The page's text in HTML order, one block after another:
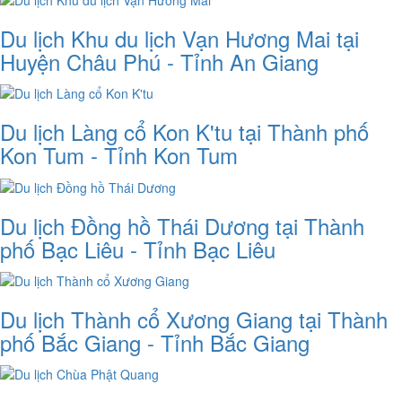
Du lịch Khu du lịch Vạn Hương Mai tại
Huyện Châu Phú - Tỉnh An Giang
Du lịch Làng cổ Kon K'tu tại Thành phố
Kon Tum - Tỉnh Kon Tum
Du lịch Đồng hồ Thái Dương tại Thành
phố Bạc Liêu - Tỉnh Bạc Liêu
Du lịch Thành cổ Xương Giang tại Thành
phố Bắc Giang - Tỉnh Bắc Giang